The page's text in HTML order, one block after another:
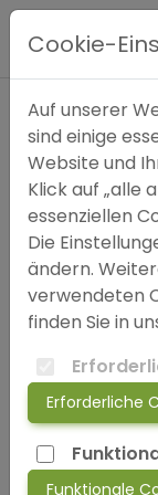
Hauptmenü
Blog
FAQ
SOS
jetzt
login
der
Vorbemerkung
Unsere
Cookie-
Auf unserer
sind einige
Website und
Klick auf „alle
essenziellen
Die
ändern.
verwendeten
finden Sie in
Erforderliche
Funktionale